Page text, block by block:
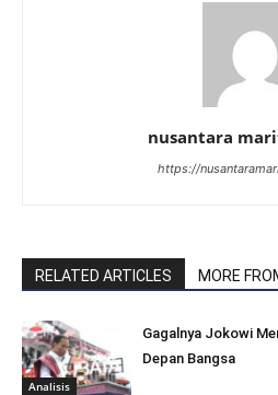
nusantara
https://
RELATED ARTICLES MORE
Analisis
Gagalnya Jokowi
Depan Bangsa